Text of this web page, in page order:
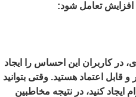
تعامل شود:
کاربران این احساس را ایجاد
اعتماد هستید. وقتی بتوانید
کنید، در نتیجه مخاطبین